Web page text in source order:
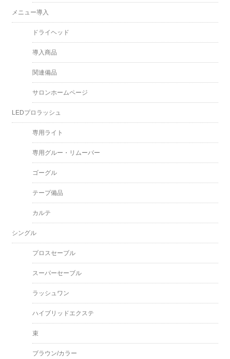
メニュー導入
ドライヘッド
導入商品
関連備品
サロンホームページ
LEDプロラッシュ
専用ライト
専用グルー・リムーバー
ゴーグル
テープ備品
カルテ
シングル
プロスセーブル
スーパーセーブル
ラッシュワン
ハイブリッドエクステ
束
ブラウン/カラー